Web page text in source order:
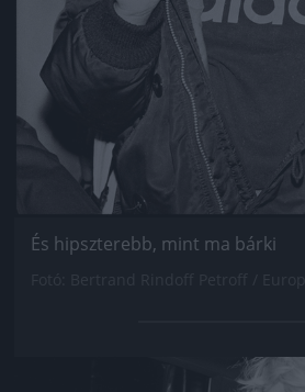
És hipszterebb, mint ma bárki